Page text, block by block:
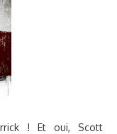
! Et oui, Scott